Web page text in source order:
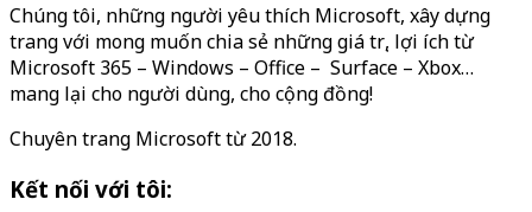
Chúng tôi, những người yêu thích Microsoft, xây dựng
trang với mong muốn chia sẻ những giá trị, lợi ích từ
Microsoft 365 – Windows – Office – Surface – Xbox…
mang lại cho người dùng, cho cộng đồng!
Chuyên trang Microsoft từ 2018.
Kết nối với tôi: